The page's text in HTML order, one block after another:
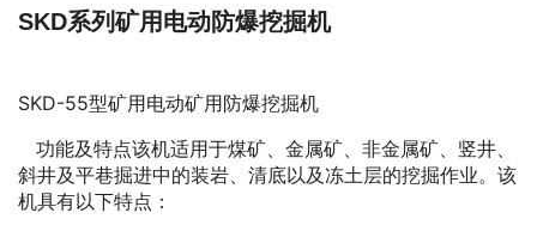
SKD系列矿用电动防爆挖掘机
SKD-55型矿用电动矿用防爆挖掘机
功能及特点该机适用于煤矿、金属矿、非金属矿、竖井、
斜井及平巷掘进中的装岩、清底以及冻土层的挖掘作业。该
机具有以下特点：